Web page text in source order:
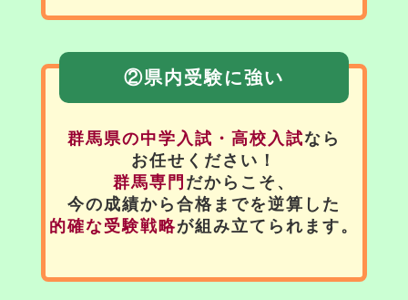
②県内受験に強い
群馬県の中学入試・高校入試なら
お任せください！
群馬専門 だからこそ、
今の成績から合格までを逆算した
的確な受験戦略が組み立てられます。